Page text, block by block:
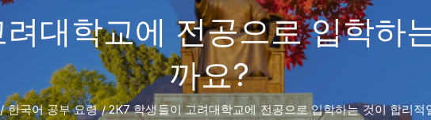
대학교에 전공으로 입학하
까요?
한국어 공부 요령/2K7 학생들이 고려대학교에 전공으로 입학하는 것이 합리적